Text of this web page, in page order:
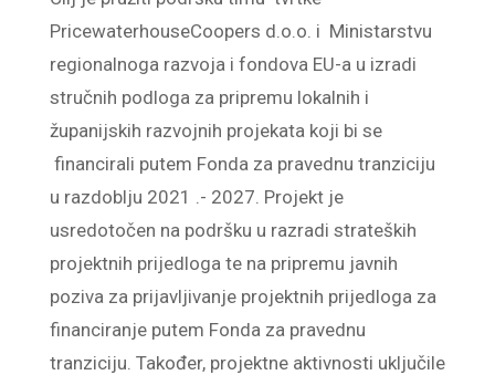
PricewaterhouseCoopers d.o.o. i Ministarstvu
regionalnoga razvoja i fondova EU-a u izradi
stručnih podloga za pripremu lokalnih i
županijskih razvojnih projekata koji bi se
financirali putem Fonda za pravednu tranziciju
u razdoblju 2021 .- 2027. Projekt je
usredotočen na podršku u razradi strateških
projektnih prijedloga te na pripremu javnih
poziva za prijavljivanje projektnih prijedloga za
financiranje putem Fonda za pravednu
tranziciju. Također, projektne aktivnosti uključile